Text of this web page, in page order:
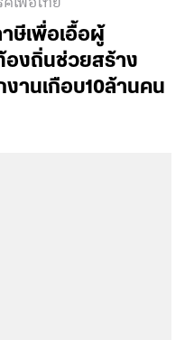
ษีเพื่อเอื้อผู้
องถิ่นช่วยสร้าง
านเกือบ10ล้านคน